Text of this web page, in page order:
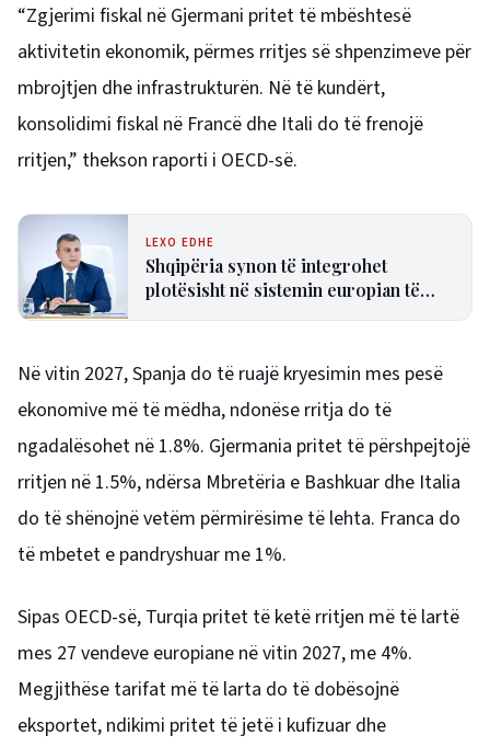
“Zgjerimi fiskal në Gjermani pritet të mbështesë
aktivitetin ekonomik, përmes rritjes së shpenzimeve për
mbrojtjen dhe infrastrukturën. Në të kundërt,
konsolidimi fiskal në Francë dhe Itali do të frenojë
rritjen,” thekson raporti i OECD-së.
LEXO EDHE
Shqipëria synon të integrohet
plotësisht në sistemin europian të
Në vitin 2027, Spanja do të ruajë kryesimin mes pesë
ekonomive më të mëdha, ndonëse rritja do të
ngadalësohet në 1.8%. Gjermania pritet të përshpejtojë
rritjen në 1.5%, ndërsa Mbretëria e Bashkuar dhe Italia
do të shënojnë vetëm përmirësime të lehta. Franca do
të mbetet e pandryshuar me 1%.
Sipas OECD-së, Turqia pritet të ketë rritjen më të lartë
mes 27 vendeve europiane në vitin 2027, me 4%.
Megjithëse tarifat më të larta do të dobësojnë
eksportet, ndikimi pritet të jetë i kufizuar dhe